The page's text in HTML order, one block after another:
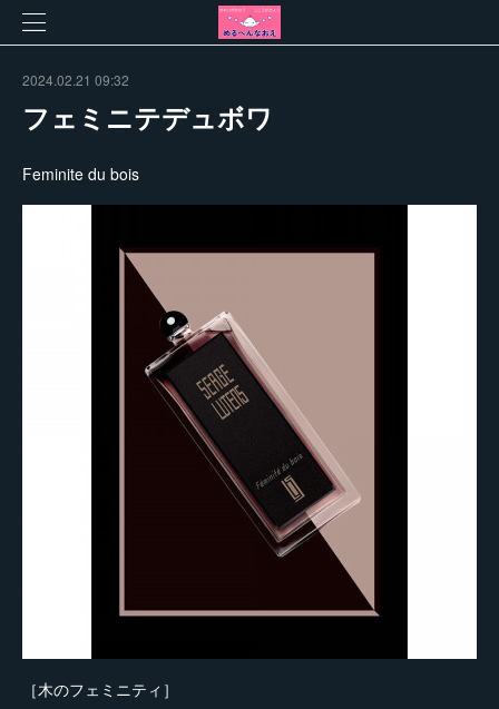
2024.02.21 09:32
フェミニテデュボワ
Feminite du bois
［木のフェミニティ］